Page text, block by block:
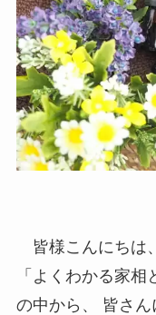
皆様こんにちは
「よくわかる家相
の中から、 皆さ